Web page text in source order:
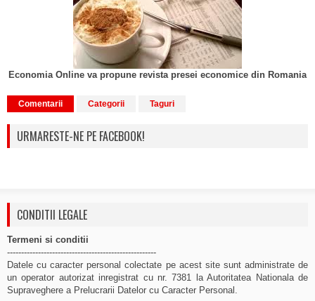
Economia Online va propune revista presei economice din Romania
Comentarii Categorii Taguri
URMARESTE-NE PE FACEBOOK!
CONDITII LEGALE
Termeni si conditii
-----------------------------------------------------
Datele cu caracter personal colectate pe acest site sunt administrate de
un operator autorizat inregistrat cu nr. 7381 la Autoritatea Nationala de
Supraveghere a Prelucrarii Datelor cu Caracter Personal.